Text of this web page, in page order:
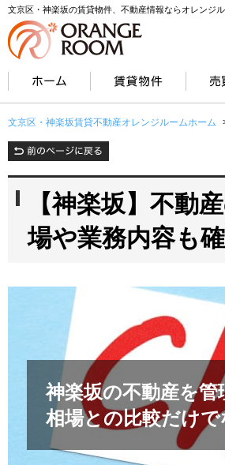
文京区・神楽坂の賃貸物件、不動産情報ならオレンジ
文京区・神楽坂賃貸不動産オレンジルームホーム
【神楽坂】不動
場や業務内容も
神楽坂の不動産を
相場との比較だけ